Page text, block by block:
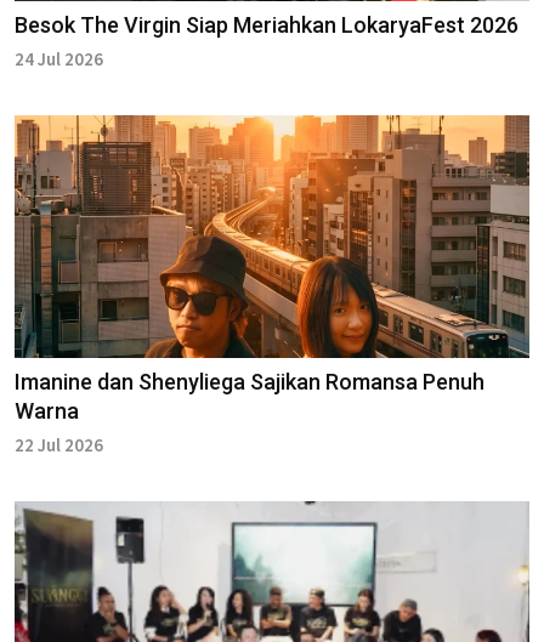
Besok The Virgin Siap Meriahkan LokaryaFest 2026
24 Jul 2026
Imanine dan Shenyliega Sajikan Romansa Penuh
Warna
22 Jul 2026